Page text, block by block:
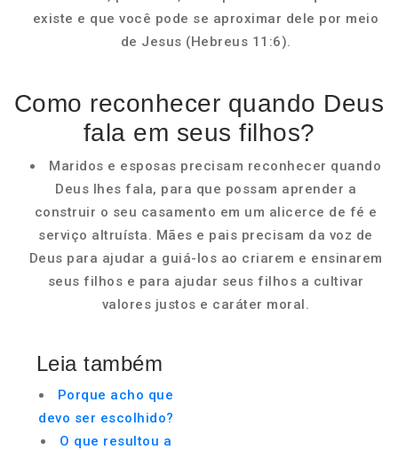
existe e que você pode se aproximar dele por meio
de Jesus (Hebreus 11:6).
Como reconhecer quando Deus
fala em seus filhos?
Maridos e esposas precisam reconhecer quando
Deus lhes fala, para que possam aprender a
construir o seu casamento em um alicerce de fé e
serviço altruísta. Mães e pais precisam da voz de
Deus para ajudar a guiá-los ao criarem e ensinarem
seus filhos e para ajudar seus filhos a cultivar
valores justos e caráter moral.
Leia também
Porque acho que
devo ser escolhido?
O que resultou a